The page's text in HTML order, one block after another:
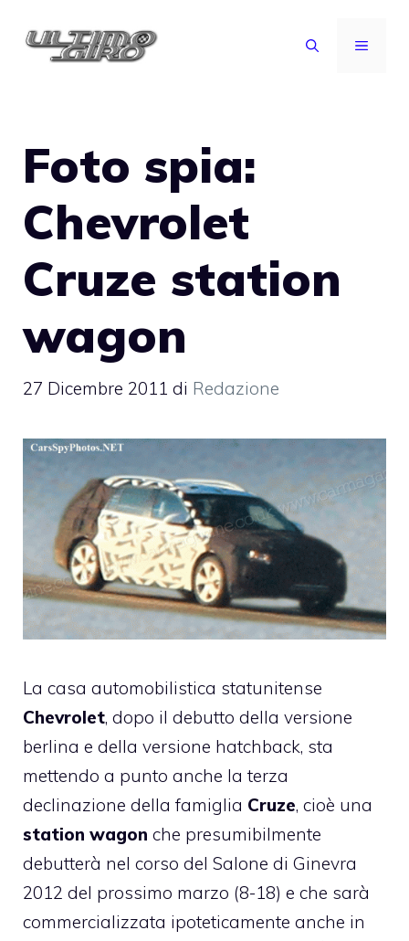
MENU
Foto spia:
Chevrolet
Cruze station
wagon
27 Dicembre 2011 di Redazione
La casa automobilistica statunitense
Chevrolet, dopo il debutto della versione
berlina e della versione hatchback, sta
mettendo a punto anche la terza
declinazione della famiglia Cruze, cioè una
station wagon che presumibilmente
debutterà nel corso del Salone di Ginevra
2012 del prossimo marzo (8-18) e che sarà
commercializzata ipoteticamente anche in